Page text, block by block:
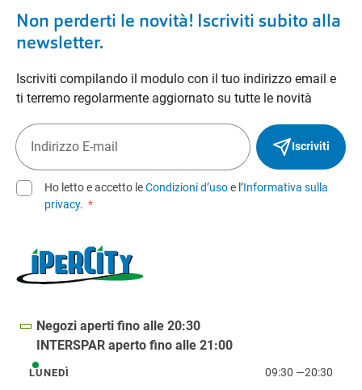
Non perderti le novità! Iscriviti subito alla
newsletter.
Iscriviti compilando il modulo con il tuo indirizzo email e
ti terremo regolarmente aggiornato su tutte le novità
Iscriviti
Ho letto e accetto leCondizioni d’usoe l’Informativa sulla
privacy. *
Negozi aperti fino alle 20:30
INTERSPAR aperto fino alle 21:00
lunedì
LUNEDÌ 09:30 —20:30